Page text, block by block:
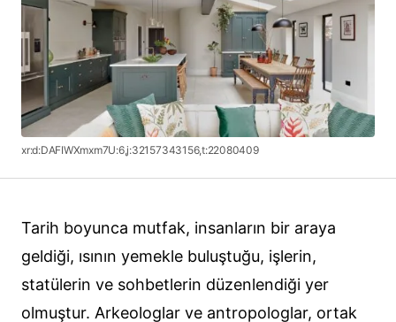
xr:d:DAFIWXmxm7U:6,j:32157343156,t:22080409
Tarih boyunca mutfak, insanların bir araya
geldiği, ısının yemekle buluştuğu, işlerin,
statülerin ve sohbetlerin düzenlendiği yer
olmuştur. Arkeologlar ve antropologlar, ortak